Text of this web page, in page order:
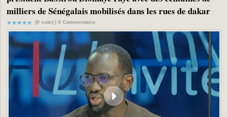
milliers de Sénégalais mobilisés dans les rues de dakar
(0 vote) | 0 Commentaire